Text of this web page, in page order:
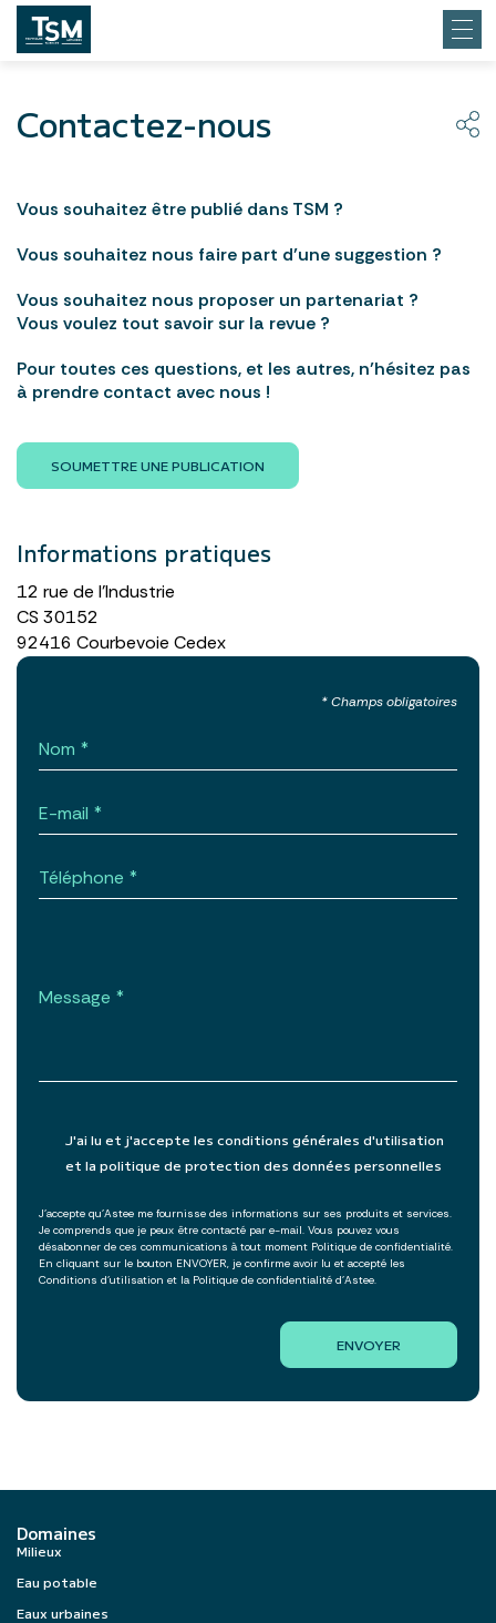
Contactez-nous
Vous souhaitez être publié dans TSM ?
Vous souhaitez nous faire part d’une suggestion ?
Vous souhaitez nous proposer un partenariat ?
Vous voulez tout savoir sur la revue ?
Pour toutes ces questions, et les autres, n’hésitez pas
à prendre contact avec nous !
SOUMETTRE UNE PUBLICATION
Informations pratiques
12 rue de l’Industrie
CS 30152
92416 Courbevoie Cedex
Nom
E-mail
Téléphone
Message
J'ai lu et j'accepte les conditions générales d'utilisation
et la politique de protection des données personnelles
J'accepte qu'Astee me fournisse des informations sur ses produits et services.
Je comprends que je peux être contacté par e-mail. Vous pouvez vous
désabonner de ces communications à tout moment Politique de confidentialité.
En cliquant sur le bouton ENVOYER, je confirme avoir lu et accepté les
Conditions d'utilisation et la Politique de confidentialité d'Astee.
ENVOYER
Domaines
Milieux
Eau potable
Eaux urbaines